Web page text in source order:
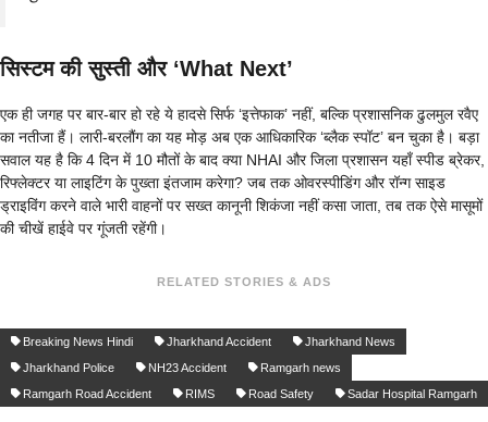
सिस्टम की सुस्ती और ‘What Next’
एक ही जगह पर बार-बार हो रहे ये हादसे सिर्फ ‘इत्तेफाक’ नहीं, बल्कि प्रशासनिक ढुलमुल रवैए
का नतीजा हैं। लारी-बरलौंग का यह मोड़ अब एक आधिकारिक ‘ब्लैक स्पॉट’ बन चुका है। बड़ा
सवाल यह है कि 4 दिन में 10 मौतों के बाद क्या NHAI और जिला प्रशासन यहाँ स्पीड ब्रेकर,
रिफ्लेक्टर या लाइटिंग के पुख्ता इंतजाम करेगा? जब तक ओवरस्पीडिंग और रॉन्ग साइड
ड्राइविंग करने वाले भारी वाहनों पर सख्त कानूनी शिकंजा नहीं कसा जाता, तब तक ऐसे मासूमों
की चीखें हाईवे पर गूंजती रहेंगी।
RELATED STORIES & ADS
Breaking News Hindi Jharkhand Accident
Jharkhand News
Jharkhand Police
NH23 Accident
Ramgarh news
Ramgarh Road Accident
RIMS Road Safety Sadar Hospital Ramgarh